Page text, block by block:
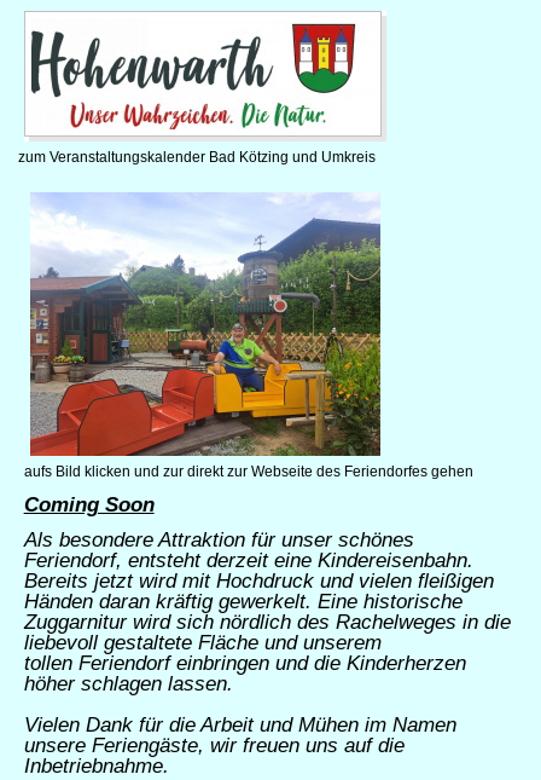
zum Veranstaltungskalender Bad Kötzing und Umkreis
aufs Bild klicken und zur direkt zur Webseite des Feriendorfes gehen
Coming Soon
Als besondere Attraktion für unser schönes
Feriendorf, entsteht derzeit eine Kindereisenbahn.
Bereits jetzt wird mit Hochdruck und vielen fleißigen
Händen daran kräftig gewerkelt. Eine historische
Zuggarnitur wird sich nördlich des Rachelweges in die
liebevoll gestaltete Fläche und unserem
tollen Feriendorf einbringen und die Kinderherzen
höher schlagen lassen.
Vielen Dank für die Arbeit und Mühen im Namen
unsere Feriengäste, wir freuen uns auf die
Inbetriebnahme.